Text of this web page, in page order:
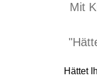
Mit
Hättet